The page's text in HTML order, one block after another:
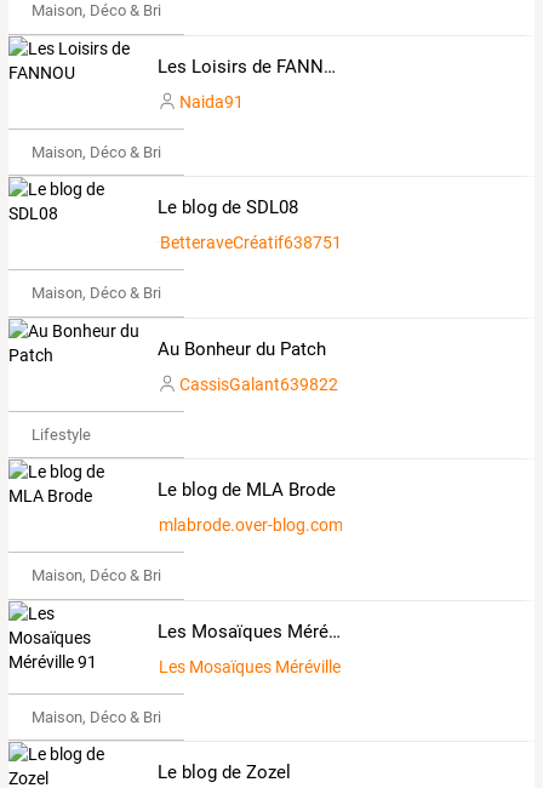
Maison, Déco & Bricolage
Les Loisirs de FANNOU
Naida91
Maison, Déco & Bricolage
Le blog de SDL08
BetteraveCréatif638751
Maison, Déco & Bricolage
Au Bonheur du Patch
CassisGalant639822
Lifestyle
Le blog de MLA Brode
mlabrode.over-blog.com
Maison, Déco & Bricolage
Les Mosaïques Méréville 91
Les Mosaïques Méréville 91
Maison, Déco & Bricolage
Le blog de Zozel